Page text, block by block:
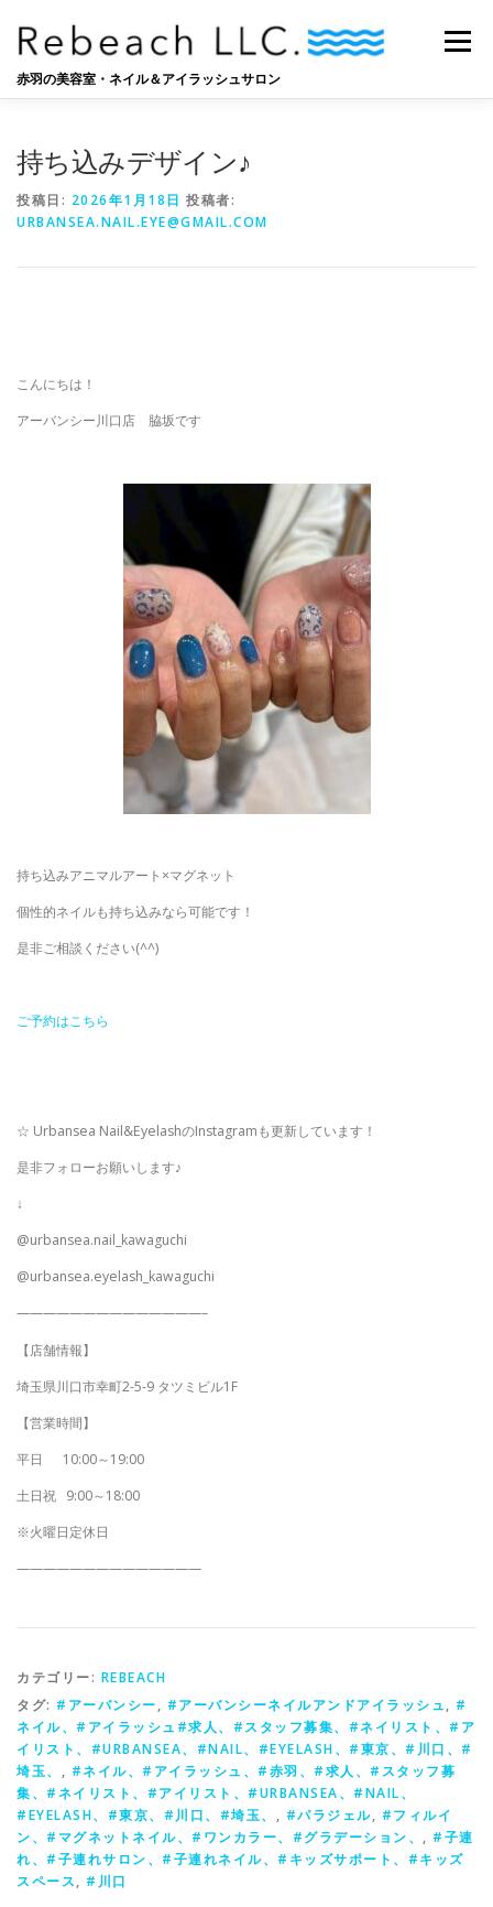
ツ
赤羽の美容室・ネイル＆アイラッシュサロン
メニュー
持ち込みデザイン♪
投稿日: 2026年1月18日 投稿者:
URBANSEA.NAIL.EYE@GMAIL.COM
こんにちは！
アーバンシー川口店 脇坂です
持ち込みアニマルアート×マグネット
個性的ネイルも持ち込みなら可能です！
是非ご相談ください(^^)
ご予約はこちら
☆ Urbansea Nail&EyelashのInstagramも更新しています！
是非フォローお願いします♪
↓
@urbansea.nail_kawaguchi
@urbansea.eyelash_kawaguchi
——————————————–
【店舗情報】
埼玉県川口市幸町2-5-9 タツミビル1F
【営業時間】
平日
10:00～19:00
土日祝 9:00～18:00
※火曜日定休日
——————————————
カテゴリー: REBEACH
タグ: #アーバンシー, #アーバンシーネイルアンドアイラッシュ, #
ネイル、#アイラッシュ#求人、#スタッフ募集、#ネイリスト、#ア
イリスト、#URBANSEA、#NAIL、#EYELASH、#東京、#川口、#
埼玉、 , #ネイル、#アイラッシュ、#赤羽、#求人、#スタッフ募
集、#ネイリスト、#アイリスト、#URBANSEA、#NAIL、
#EYELASH、#東京、#川口、#埼玉、 , #パラジェル, #フィルイ
ン、#マグネットネイル、#ワンカラー、#グラデーション、 , #子連
れ、#子連れサロン、#子連れネイル、#キッズサポート、#キッズ
スペース, #川口